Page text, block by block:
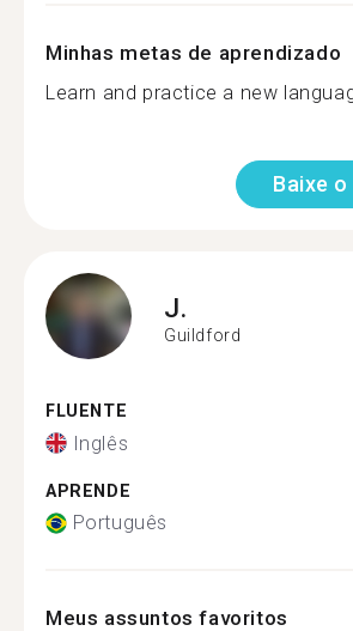
Minhas metas de aprendizado
Learn and practice a new
Baixe
J.
Guildford
FLUENTE
Inglês
APRENDE
Português
Meus assuntos favoritos